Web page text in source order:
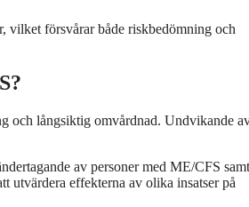
vilket försvårar både riskbedömning och
och långsiktig omvårdnad. Undvikande
av personer med ME/CFS samt
utvärdera effekterna av olika insatser på